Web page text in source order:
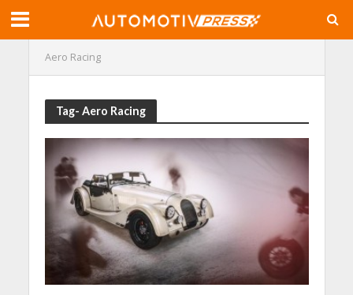
Aero Racing
Tag- Aero Racing